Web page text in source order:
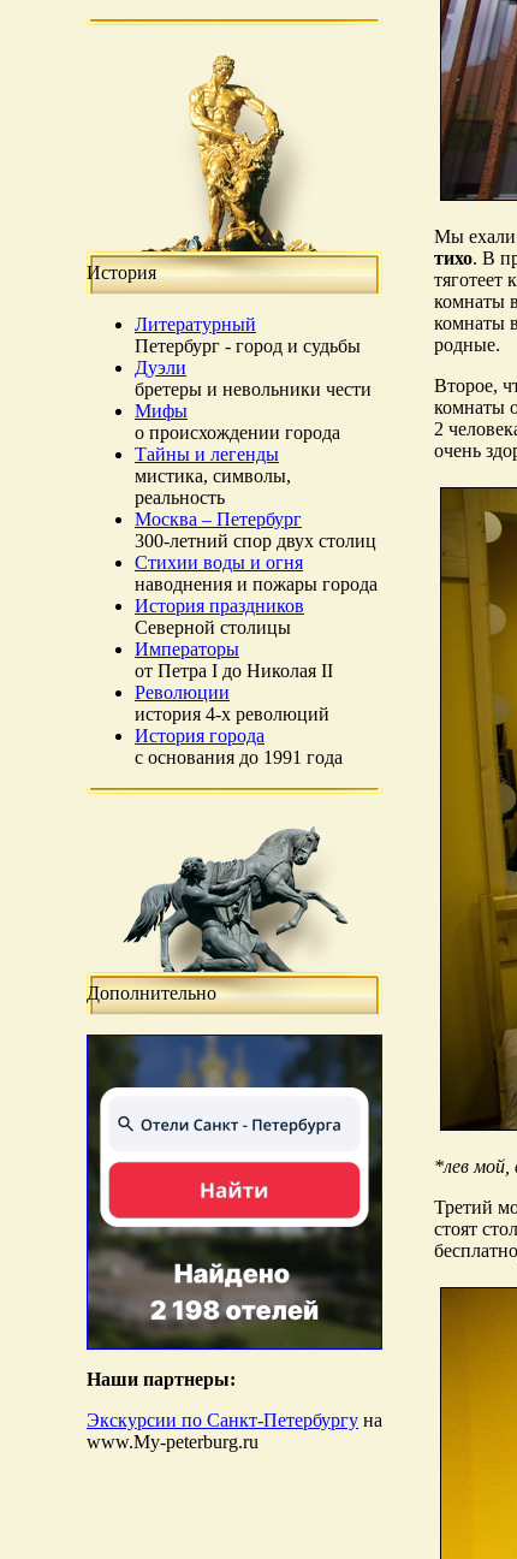
История
Литературный
Петербург - город и судьбы
Дуэли
бретеры и невольники чести
Мифы
о происхождении города
Тайны и легенды
мистика, символы,
реальность
Москва – Петербург
300-летний спор двух столиц
Стихии воды и огня
наводнения и пожары города
История праздников
Северной столицы
Императоры
от Петра I до Николая II
Революции
история 4-х революций
История города
с основания до 1991 года
Дополнительно
Наши партнеры:
Экскурсии по Санкт-Петербургу на
www.My-peterburg.ru
Мы ехали
тихо. В
комнаты
комнаты
родные.
Второе,
комнаты
2
очень
*лев мой,
Третий
стоят